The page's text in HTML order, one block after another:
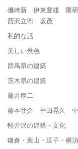
磯崎新 伊東豊雄 隈
西沢立衛 坂茂
私的な話
美しい景色
群馬県の建築
茨木県の建築
藤井厚二
藤本壮介 平田晃久
軽井沢の建築・文化
鎌倉・葉山・逗子・横